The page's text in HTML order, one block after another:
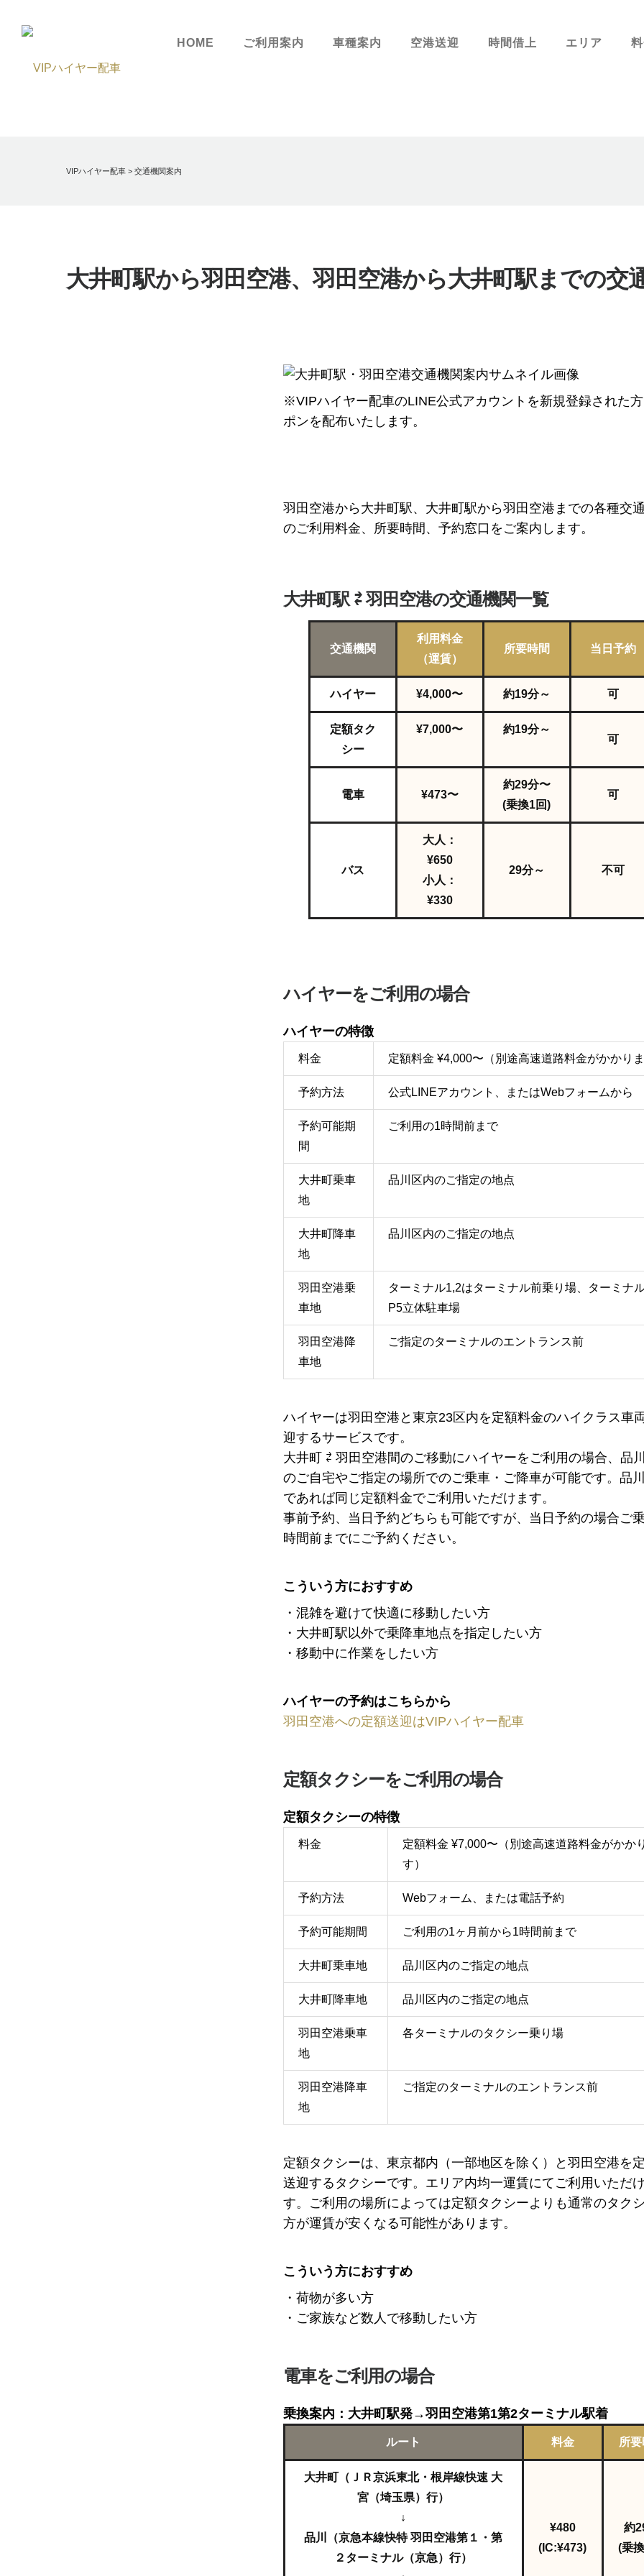
HOME ご利用案内 車種案内 空港送迎 時間借上 エリア
VIPハイヤー配車 > 交通機関案内
大井町駅から羽田空港、羽田空港から大井町駅までの交
※VIPハイヤー配車のLINE公式アカウントを新規登録された
ポンを配布いたします。
羽田空港から大井町駅、大井町駅から羽田空港までの各種交
のご利用料金、所要時間、予約窓口をご案内します。
大井町駅 ⇄ 羽田空港の交通機関一覧
交通機関
利用料金
（運賃）
所要時間 当日予約
ハイヤー ¥4,000〜 約19分～ 可
定額タク
シー
¥7,000〜 約19分～
可
電車 ¥473〜
約29分〜
(乗換1回)
可
バス
大人：
¥650
小人：
¥330
29分～ 不可
ハイヤーをご利用の場合
ハイヤーの特徴
料金 定額料金 ¥4,000〜（別途高速道路料金がかかり
予約方法 公式LINEアカウント、またはWebフォームから
予約可能期
間
ご利用の1時間前まで
大井町乗車
地
品川区内のご指定の地点
大井町降車
地
品川区内のご指定の地点
羽田空港乗
車地
ターミナル1,2はターミナル前乗り場、ターミナ
P5立体駐車場
羽田空港降
車地
ご指定のターミナルのエントランス前
ハイヤーは羽田空港と東京23区内を定額料金のハイクラス車
迎するサービスです。
大井町 ⇄ 羽田空港間のご移動にハイヤーをご利用の場合、品
のご自宅やご指定の場所でのご乗車・ご降車が可能です。品
であれば同じ定額料金でご利用いただけます。
事前予約、当日予約どちらも可能ですが、当日予約の場合ご
時間前までにご予約ください。
こういう方におすすめ
・混雑を避けて快適に移動したい方
・大井町駅以外で乗降車地点を指定したい方
・移動中に作業をしたい方
ハイヤーの予約はこちらから
羽田空港への定額送迎はVIPハイヤー配車
定額タクシーをご利用の場合
定額タクシーの特徴
料金
定額料金 ¥7,000〜（別途高速道路料金がかか
す）
予約方法 Webフォーム、または電話予約
予約可能期間 ご利用の1ヶ月前から1時間前まで
大井町乗車地 品川区内のご指定の地点
大井町降車地 品川区内のご指定の地点
羽田空港乗車
地
各ターミナルのタクシー乗り場
羽田空港降車
地
ご指定のターミナルのエントランス前
定額タクシーは、東京都内（一部地区を除く）と羽田空港を
送迎するタクシーです。エリア内均一運賃にてご利用いただ
す。ご利用の場所によっては定額タクシーよりも通常のタク
方が運賃が安くなる可能性があります。
こういう方におすすめ
・荷物が多い方
・ご家族など数人で移動したい方
電車をご利用の場合
乗換案内：大井町駅発→羽田空港第1第2ターミナル駅着
ルート 料金 所
大井町（ＪＲ京浜東北・根岸線快速 大
宮（埼玉県）行）
↓
品川（京急本線快特 羽田空港第１・第
２ターミナル（京急）行）
¥480
(IC:¥473)
約
(乗